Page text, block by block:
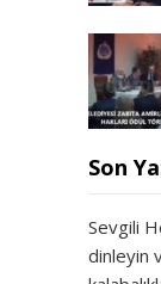
Son
Sevgili
dinleyin